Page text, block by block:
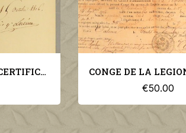
€60.00